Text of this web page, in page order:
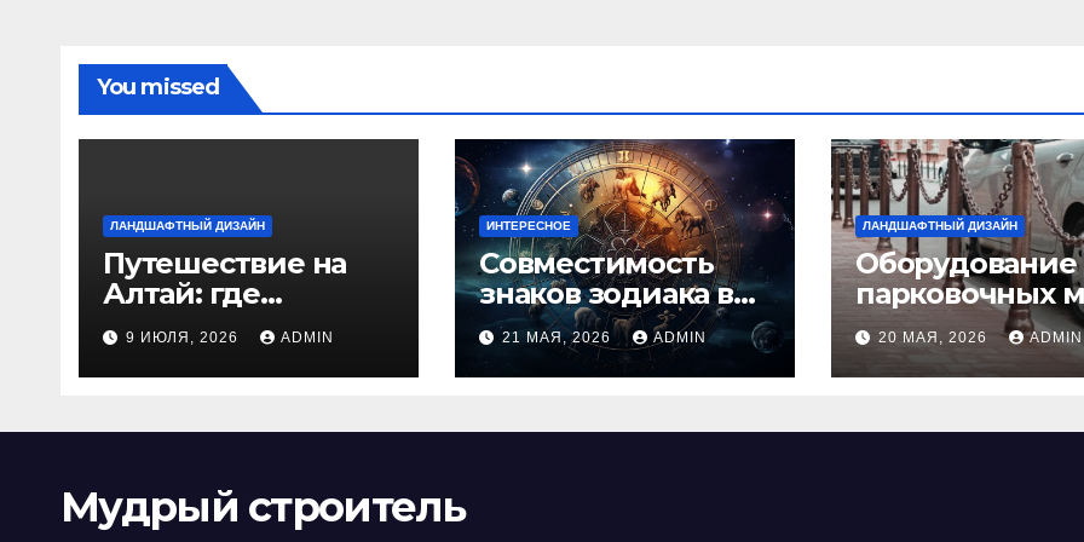
You missed
ЛАНДШАФТНЫЙ ДИЗАЙН
Путешествие на
Алтай: где
природа
встречается с
духом
9 ИЮЛЯ, 2026 ADMIN
ИНТЕРЕСНОЕ
Совместимость
знаков зодиака в
любви: как найти
идеальную пару и
избежать
21 МАЯ, 2026 ADMIN
ЛАНДШАФТНЫЙ ДИЗАЙН
Оборудование
парковочных
виды,
нормы
20 МАЯ, 2026 ADMIN
Мудрый строитель